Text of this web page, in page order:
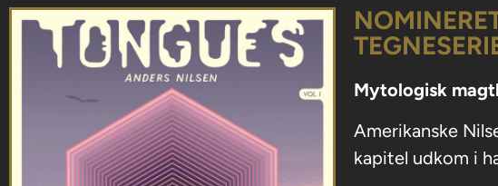
Mytologisk
Amerikanske
kapitel udkom i